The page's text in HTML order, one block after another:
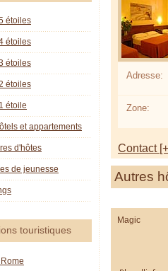
Adresse:
Zone:
Contact
Autres
Magic
étoiles
étoiles
étoiles
étoiles
étoile
et appartements
d'hôtes
de jeunesse
touristiques